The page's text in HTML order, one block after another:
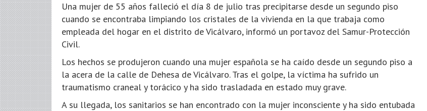
Una mujer de 55 años falleció el día 8 de julio tras precipitarse desde un segundo piso
cuando se encontraba limpiando los cristales de la vivienda en la que trabaja como
empleada del hogar en el distrito de Vicálvaro, informó un portavoz del Samur-Protección
Civil.
Los hechos se produjeron cuando una mujer española se ha caído desde un segundo piso a
la acera de la calle de Dehesa de Vicálvaro. Tras el golpe, la víctima ha sufrido un
traumatismo craneal y torácico y ha sido trasladada en estado muy grave.
A su llegada, los sanitarios se han encontrado con la mujer inconsciente y ha sido entubada